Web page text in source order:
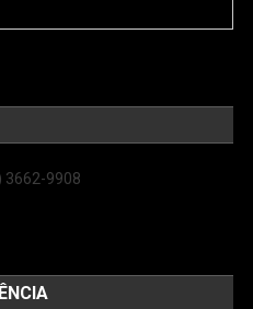
3662-9908